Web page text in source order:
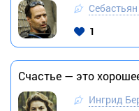
1
Счастье — это
Ингрид